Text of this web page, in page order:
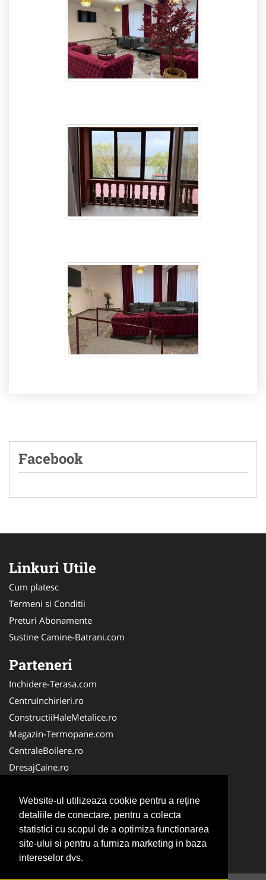
Website-ul utilizeaza cookie pentru a reţine
detaliile de conectare, pentru a colecta
statistici cu scopul de a optimiza functionarea
site-ului si pentru a furniza marketing in baza
intereselor dvs.
Facebook
Linkuri Utile
Cum platesc
Termeni si Conditii
Preturi Abonamente
Sustine Camine-Batrani.com
Parteneri
Inchidere-Terasa.com
CentruInchirieri.ro
ConstructiiHaleMetalice.ro
Magazin-Termopane.com
CentraleBoilere.ro
DresajCaine.ro
Alpinist-Utilitar.com
CuratenieSpatiiComerciale.ro
FirmaTractariAuto.ro
Service-Reparatii.com